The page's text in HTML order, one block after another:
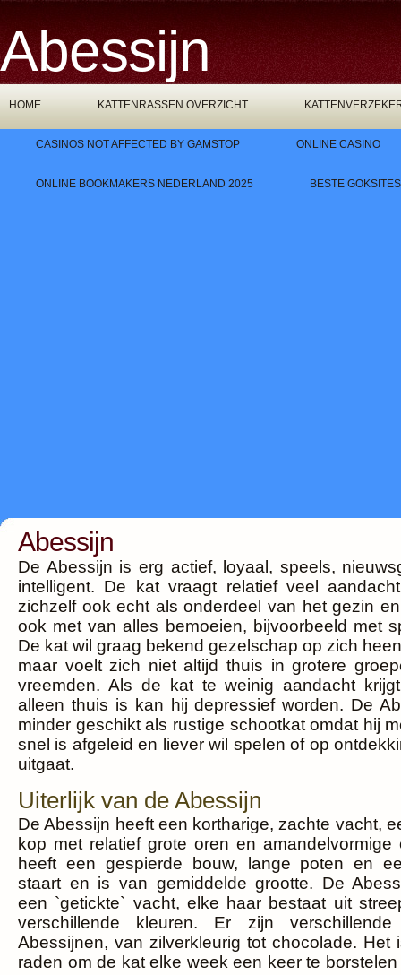
Abessijn
HOME KATTENRASSEN OVERZICHT
CASINOS NOT AFFECTED BY GAMSTOP ONLINE CASINO
ONLINE BOOKMAKERS NEDERLAND 2025 BESTE GOKSITES
Abessijn
De Abessijn is erg actief, loyaal, speels,
intelligent. De kat vraagt relatief veel
zichzelf ook echt als onderdeel van het gezin
ook met van alles bemoeien, bijvoorbeeld met
De kat wil graag bekend gezelschap op zich
maar voelt zich niet altijd thuis in grotere
vreemden. Als de kat te weinig aandacht
alleen thuis is kan hij depressief worden. De
minder geschikt als rustige schootkat omdat hij
snel is afgeleid en liever wil spelen of op
uitgaat.
Uiterlijk van de Abessijn
De Abessijn heeft een kortharige, zachte vacht,
kop met relatief grote oren en amandelvormige
heeft een gespierde bouw, lange poten en
staart en is van gemiddelde grootte. De
een `getickte` vacht, elke haar bestaat uit
verschillende kleuren. Er zijn verschillende
Abessijnen, van zilverkleurig tot chocolade. Het
raden om de kat elke week een keer te